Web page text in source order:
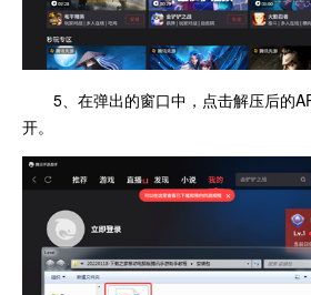
5、在弹出的窗口中，点击解压后的
开。